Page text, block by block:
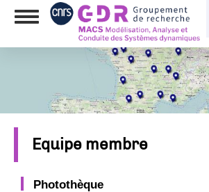
Skip
Toggle
Equipe membre
Photothèque